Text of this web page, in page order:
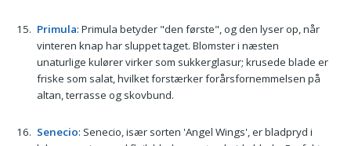
Primula: Primula betyder "den første", og den lyser op, når
vinteren knap har sluppet taget. Blomster i næsten
unaturlige kulører virker som sukkerglasur; krusede blade er
friske som salat, hvilket forstærker forårsfornemmelsen på
altan, terrasse og skovbund.
Senecio: Senecio, især sorten 'Angel Wings', er bladpryd i